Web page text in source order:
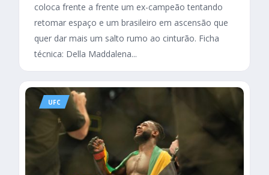
coloca frente a frente um ex-campeão tentando
retomar espaço e um brasileiro em ascensão que
quer dar mais um salto rumo ao cinturão. Ficha
técnica: Della Maddalena...
UFC